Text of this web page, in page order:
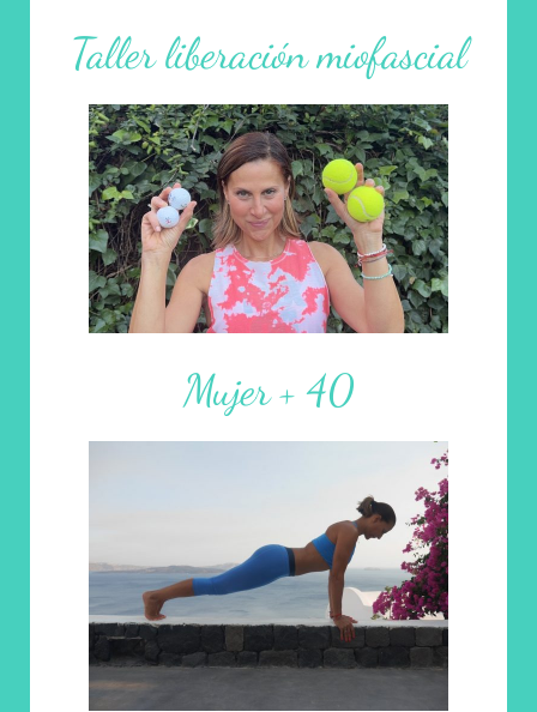
Taller liberación miofascial
Alivia tensiones y mejora tu movilidad
con la liberación miofascial.
SABER MÁS
Mujer + 40